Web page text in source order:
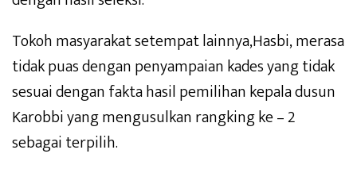
Tokoh masyarakat setempat lainnya,Hasbi, merasa
tidak puas dengan penyampaian kades yang tidak
sesuai dengan fakta hasil pemilihan kepala dusun
Karobbi yang mengusulkan rangking ke – 2
sebagai terpilih.